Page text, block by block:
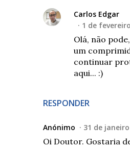
RESPONDER
Carlos Edgar
1 de
Olá, não
um
continuar
aqui... :)
Anónimo 31 de
Oi Doutor. Gostaria